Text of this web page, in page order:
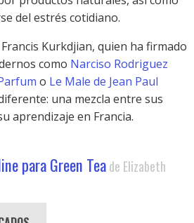
del estrés cotidiano.
Kurkdjian, quien ha firmado
como Narciso Rodriguez
o Le Male de Jean Paul
una mezcla entre sus
aprendizaje en Francia.
para Green Teade Elizabeth